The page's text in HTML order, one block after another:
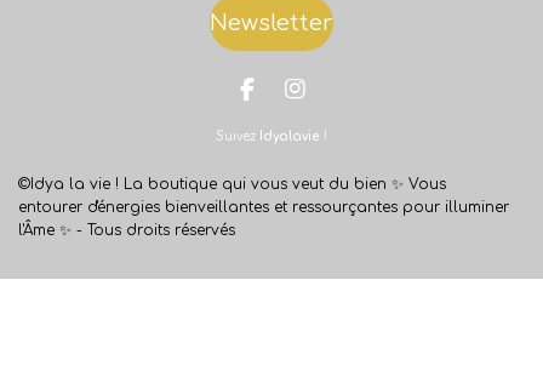
Newsletter
F
c
b
o
I
s
a
g
Suivez Idyalavie !
©Idya la vie ! La boutique qui vous veut du bien ✨ Vous
entourer d'énergies bienveillantes et ressourçantes pour illuminer
l'Âme ✨ - Tous droits réservés